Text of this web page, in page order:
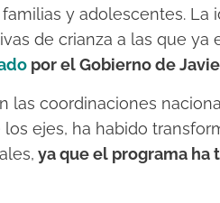
y adolescentes. La
de crianza a las que ya
por el Gobierno de
las coordinaciones
ejes, ha habido
ya que el programa ha